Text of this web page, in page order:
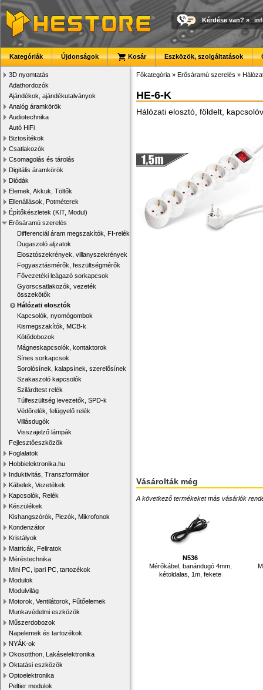
Kérdése van? »
Kategóriák Újdonságok Kosár Eszközök, szolgáltatások
3D nyomtatás
Adathordozók
Ajándékok, ajándékutalványok
Analóg áramkörök
Audiotechnika
Autó HiFi
Biztosítékok
Csatlakozók
Csomagolás és tárolás
Digitális áramkörök
Diódák
Elemek, Akkuk, Töltők
Ellenállások, Potméterek
Építőkészletek (KIT, Modul)
Erősáramú szerelés
Differenciál áram megszakítók, FI-relék
Dugaszoló aljzatok
Elosztószekrények, villanyszekrények
Fogyasztásmérők, feszültségmérők
Fővezetéki leágazó sorkapcsok
Gyorscsatlakozók, vezeték
összekötők
Hálózati elosztók
Kapcsolók, nyomógombok
Kismegszakítók, MCB-k
Kötődobozok
Mágneskapcsolók, kontaktorok
Sínes sorkapcsok
Sorolósínek, kalapsínek, szerelősínek
Szakaszoló kapcsolók
Szilárdtest relék
Túlfeszültség levezetők, SPD-k
Védőrelék, felügyelő relék
Villásdugók
Visszajelző lámpák
Fejlesztőeszközök
Foglalatok
Hobbielektronika.hu
Induktivitás, Transzformátor
Kábelek, Vezetékek
Kapcsolók, Relék
Készülékek
Kishangszórók, Piezók, Mikrofonok
Kondenzátor
Kristályok
Matricák, Feliratok
Méréstechnika
Mini PC, ipari PC, tartozékok
Modulok
Modulvilág
Motorok, Ventilátorok, Fűtőelemek
Munkavédelmi eszközök
Műszerdobozok
Napelemek és tartozékok
NYÁK-ok
Okosotthon, Lakáselektronika
Oktatási eszközök
Optoelektronika
Peltier modulok
Főkategória » Erősáramú szerelés »
HE-6-K
Hálózati elosztó, földelt,
Vásárolták még
A következő termékeket más vásárlók
N536
Mérőkábel, banándugó 4mm,
kétoldalas, 1m, fekete